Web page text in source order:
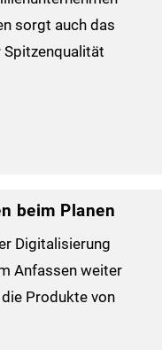
sorgt auch das
beim Planen
Digitalisierung
Anfassen weiter
Produkte von